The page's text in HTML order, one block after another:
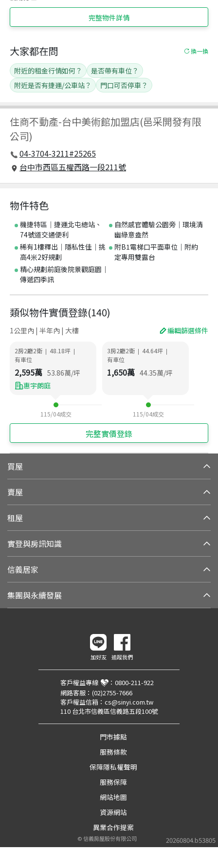
完整物件詳情
住商不動產-台中美術館加盟店(邑采開發有限
公司)
04-3704-3211#25265
台中市西區五權西路一段211號
大家都在問 換一換
附近的租金行情如何？
是否帶有車位？
附近是否有捷運/公車站？
門口可否停車？
物件特色
機捷特區｜捷運北屯總站、
74號道交通便利
自然感官體驗公園旁｜環境清
幽綠意盎然
稀有1樓釋出｜隱私性佳｜挑
高4米2好規劃
附B1電梯口平面車位｜附約
定專用雙露台
精心規劃前庭後院景觀庭園｜
傳遞四季訊
類似物件實價登錄(140)
1公里內 | 半年內 | 大樓 編輯篩選條件
2房2廳2衛 | 48.18坪 |
有車位
2,595萬 53.86萬/坪
惠宇朗庭
115/04成交
3房2廳2衛 | 44.64坪 |
有車位
1,650萬 44.35萬/坪
115/04成交
完整實價登錄
買屋
賣屋
租屋
實登與房訊知識
信義居家
集團與永續發展
20260804.b53805
加好友 追蹤我們
客戶權益專線 ： 0800-211-922
網路客服： (02)2755-7666
客戶權益信箱： cs@sinyi.com.tw
110 台北市信義區信義路五段100號
門市據點
服務條款
保障隱私權聲明
服務保障
網站地圖
資源網站
異業合作提案
©信義房屋股份有限公司